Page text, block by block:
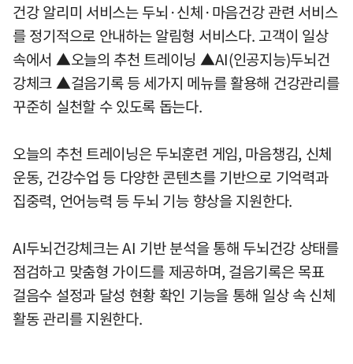
건강 알리미 서비스는 두뇌·신체·마음건강 관련 서비스
를 정기적으로 안내하는 알림형 서비스다. 고객이 일상
속에서 ▲오늘의 추천 트레이닝 ▲AI(인공지능)두뇌건
강체크 ▲걸음기록 등 세가지 메뉴를 활용해 건강관리를
꾸준히 실천할 수 있도록 돕는다.
오늘의 추천 트레이닝은 두뇌훈련 게임, 마음챙김, 신체
운동, 건강수업 등 다양한 콘텐츠를 기반으로 기억력과
집중력, 언어능력 등 두뇌 기능 향상을 지원한다.
AI두뇌건강체크는 AI 기반 분석을 통해 두뇌건강 상태를
점검하고 맞춤형 가이드를 제공하며, 걸음기록은 목표
걸음수 설정과 달성 현황 확인 기능을 통해 일상 속 신체
활동 관리를 지원한다.